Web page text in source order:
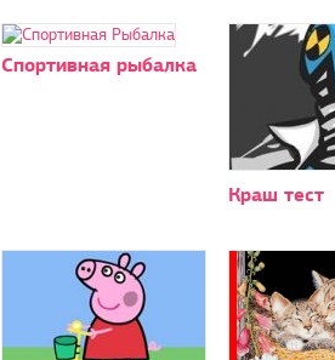
Спортивная рыбалка
Краш тест